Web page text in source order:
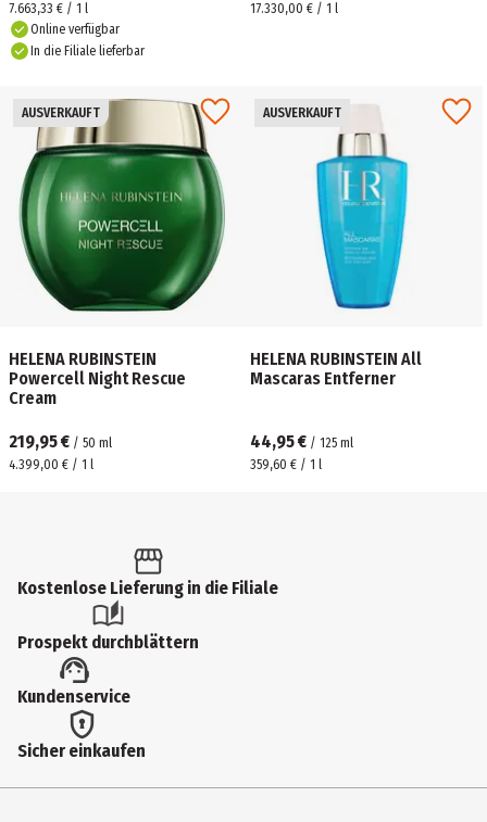
7.663,33 € / 1 l
Online verfügbar
In die Filiale lieferbar
17.330,00 € / 1 l
AUSVERKAUFT
HELENA RUBINSTEIN
Powercell Night Rescue
Cream
219,95 € / 50 ml
4.399,00 € / 1 l
AUSVERKAUFT
HELENA RUBINSTEIN All
Mascaras Entferner
44,95 € / 125 ml
359,60 € / 1 l
Kostenlose Lieferung in die Filiale
Prospekt durchblättern
Kundenservice
Sicher einkaufen